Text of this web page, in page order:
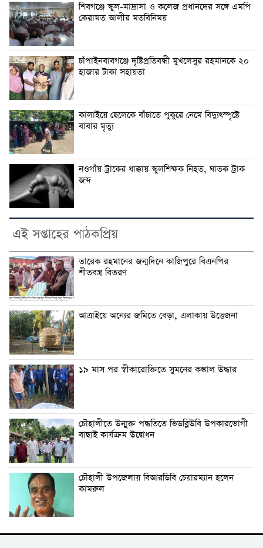
শিবগঞ্জে স্কুল-মাদ্রাসা ও কলেজ প্রধানদের সঙ্গে এমপি
কেরামত আলীর মতবিনিময়
চাঁপাইনবাবগঞ্জে দৃষ্টিপ্রতিবন্ধী মুখলেসুর রহমানকে ২০
হাজার টাকা সহায়তা
কালাইয়ে ছেলেকে বাঁচাতে পুকুরে নেমে বিদ্যুৎস্পৃষ্টে
বাবার মৃত্যু
নওগাঁয় ট্রাকের ধাক্কায় স্কুলশিক্ষক নিহত, ঘাতক ট্রাক
জব্দ
এই সপ্তাহের পাঠকপ্রিয়
তারেক রহমানের জন্মদিনে কাজিপুরে বিএনপির
শীতবস্ত্র বিতরণ
আত্রাইয়ে অন্যের জমিতে বেড়া, এলাকায় উত্তেজনা
১৯ মাস পর স্বীকারোক্তিতে সুমনের কঙ্কাল উদ্ধার
চৌহালীতে উন্মুক্ত পদ্ধতিতে ভিডব্লিউবি উপকারভোগী
বাছাই কার্যক্রম উদ্বোধন
চৌহালী উপজেলায় বিআরডিবি চেয়ারম্যান হলেন
কামরুল